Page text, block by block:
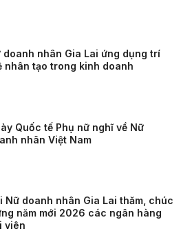
doanh nhân Gia Lai ứng dụng trí
nhân tạo trong kinh doanh
Quốc tế Phụ nữ nghĩ về Nữ
nhân Việt Nam
Nữ doanh nhân Gia Lai thăm, chúc
năm mới 2026 các ngân hàng
viên